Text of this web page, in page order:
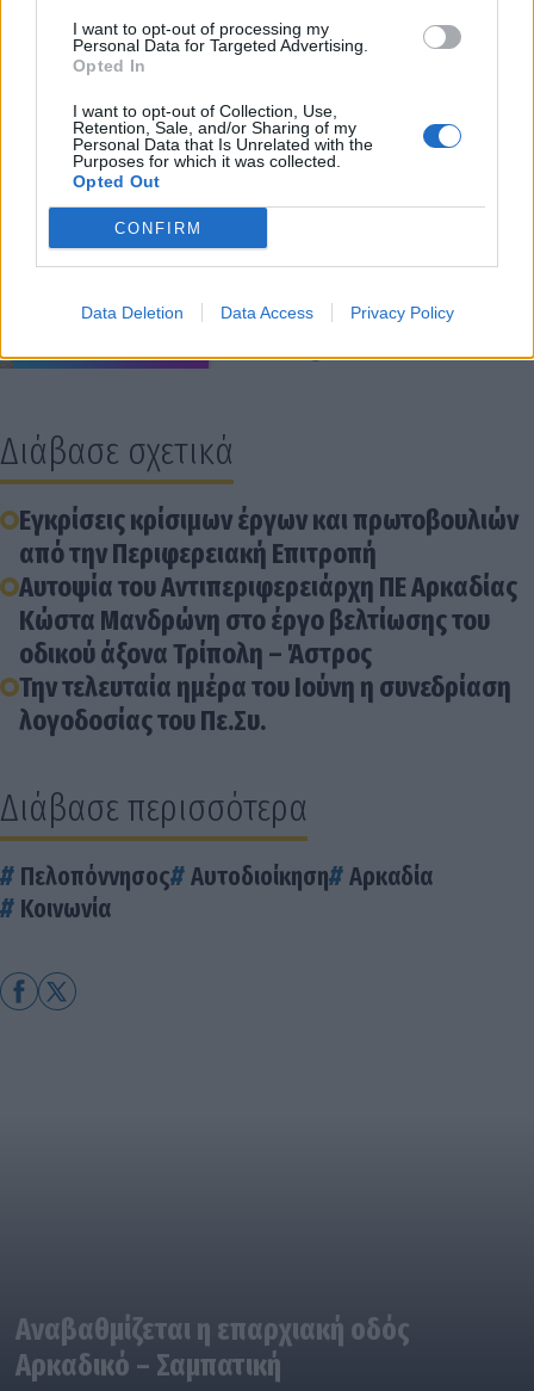
I want to opt-out of processing my
Personal Data for Targeted Advertising.
Opted In
I want to opt-out of Collection, Use,
Retention, Sale, and/or Sharing of my
Personal Data that Is Unrelated with the
Purposes for which it was collected.
Opted Out
CONFIRM
Data Deletion Data Access Privacy Policy
αποτύπωμα".
Διάβασε σχετικά
Εγκρίσεις κρίσιμων έργων και πρωτοβουλιών
από την Περιφερειακή Επιτροπή
Αυτοψία του Αντιπεριφερειάρχη ΠΕ Αρκαδίας
Κώστα Μανδρώνη στο έργο βελτίωσης του
οδικού άξονα Τρίπολη – Άστρος
Την τελευταία ημέρα του Ιούνη η συνεδρίαση
λογοδοσίας του Πε.Συ.
Διάβασε περισσότερα
Πελοπόννησος Αυτοδιοίκηση
Αρκαδία
Κοινωνία